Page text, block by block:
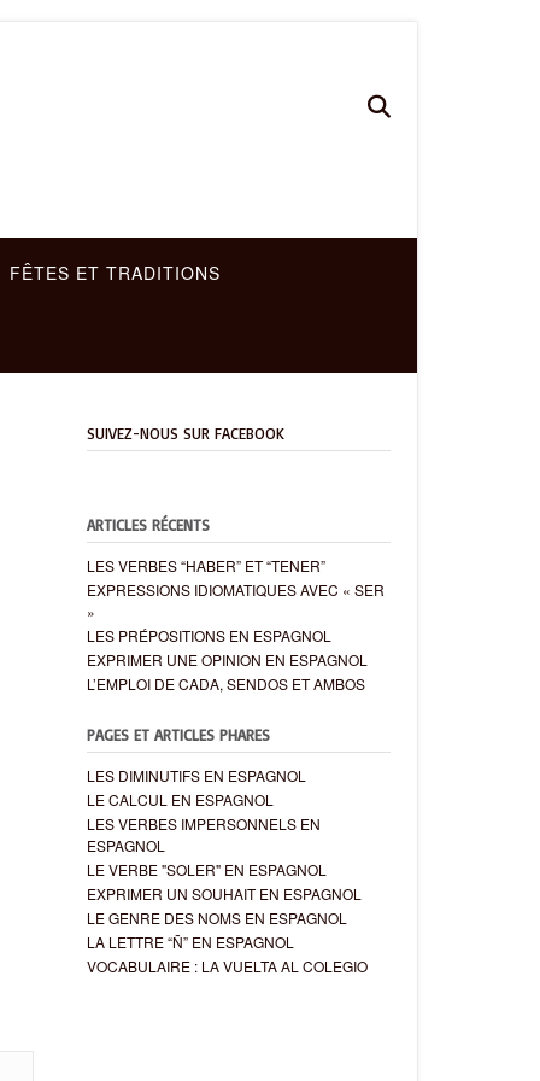
FÊTES ET TRADITIONS
SUIVEZ-NOUS SUR FACEBOOK
ARTICLES RÉCENTS
LES VERBES “HABER” ET “TENER”
EXPRESSIONS IDIOMATIQUES AVEC « SER
»
LES PRÉPOSITIONS EN ESPAGNOL
EXPRIMER UNE OPINION EN ESPAGNOL
L’EMPLOI DE CADA, SENDOS ET AMBOS
PAGES ET ARTICLES PHARES
LES DIMINUTIFS EN ESPAGNOL
LE CALCUL EN ESPAGNOL
LES VERBES IMPERSONNELS EN
ESPAGNOL
LE VERBE "SOLER" EN ESPAGNOL
EXPRIMER UN SOUHAIT EN ESPAGNOL
LE GENRE DES NOMS EN ESPAGNOL
LA LETTRE “Ñ” EN ESPAGNOL
VOCABULAIRE : LA VUELTA AL COLEGIO